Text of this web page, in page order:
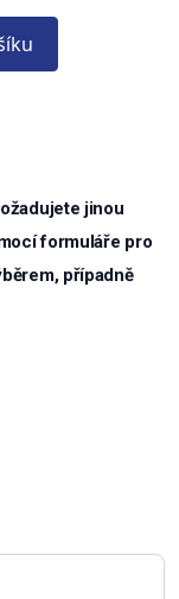
jinou
formuláře pro
případně